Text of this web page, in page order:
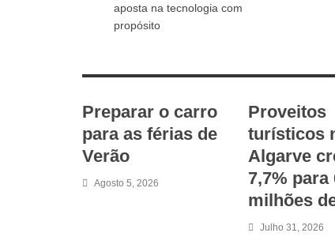
aposta na tecnologia com
propósito
Preparar o carro
para as férias de
Verão
Agosto 5, 2026
Proveitos
turísticos
Algarve
7,7% para
milhões
Julho 31, 2026